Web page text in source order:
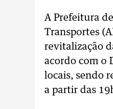
A Prefeitura
Transportes
revitalização
acordo com o
locais, sendo
a partir das